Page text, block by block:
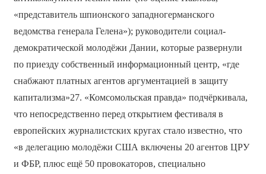
«представитель шпионского западногерманского
ведомства генерала Гелена»); руководители социал-
демократической молодёжи Дании, которые развернули
по приезду собственный информационный центр, «где
снабжают платных агентов аргументацией в защиту
капитализма»27. «Комсомольская правда» подчёркивала,
что непосредственно перед открытием фестиваля в
европейских журналистских кругах стало известно, что
«в делегацию молодёжи США включены 20 агентов ЦРУ
и ФБР, плюс ещё 50 провокаторов, специально